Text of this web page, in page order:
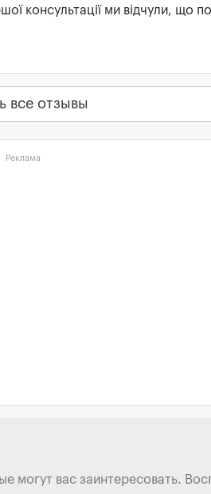
консультації ми відчули, що
все отзывы
Реклама
могут вас заинтересовать.